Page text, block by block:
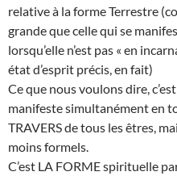
relative à la forme Terrestre
grande que celle qui se
lorsqu’elle n’est pas « en
état d’esprit précis, en fait)
Ce que nous voulons dire,
manifeste simultanément en
TRAVERS de tous les êtres,
moins formels.
C’est LA FORME spirituelle